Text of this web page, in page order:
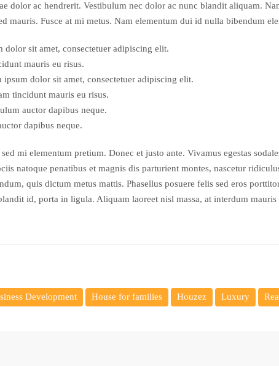
dolor ac hendrerit. Vestibulum nec dolor ac nunc blandit aliquam.
mauris. Fusce at mi metus. Nam elementum dui id nulla bibendum
dolor sit amet, consectetuer adipiscing elit.
mauris eu risus.
ipsum dolor sit amet, consectetuer adipiscing elit.
tincidunt mauris eu risus.
auctor dapibus neque.
dapibus neque.
mi elementum pretium. Donec et justo ante. Vivamus egestas
natoque penatibus et magnis dis parturient montes, nascetur
quis dictum metus mattis. Phasellus posuere felis sed eros
id, porta in ligula. Aliquam laoreet nisl massa, at interdum
Development House for families Houzez Luxury